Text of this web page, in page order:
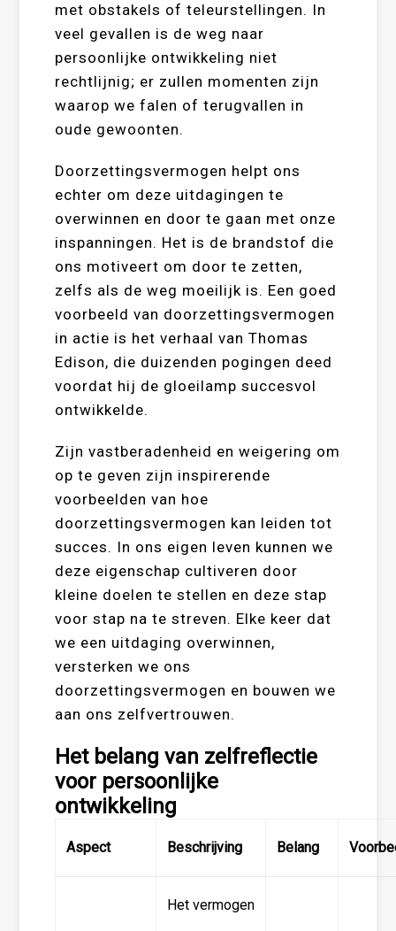
met obstakels of teleurstellingen. In
veel gevallen is de weg naar
persoonlijke ontwikkeling niet
rechtlijnig; er zullen momenten zijn
waarop we falen of terugvallen in
oude gewoonten.
Doorzettingsvermogen helpt ons
echter om deze uitdagingen te
overwinnen en door te gaan met onze
inspanningen. Het is de brandstof die
ons motiveert om door te zetten,
zelfs als de weg moeilijk is. Een goed
voorbeeld van doorzettingsvermogen
in actie is het verhaal van Thomas
Edison, die duizenden pogingen deed
voordat hij de gloeilamp succesvol
ontwikkelde.
Zijn vastberadenheid en weigering om
op te geven zijn inspirerende
voorbeelden van hoe
doorzettingsvermogen kan leiden tot
succes. In ons eigen leven kunnen we
deze eigenschap cultiveren door
kleine doelen te stellen en deze stap
voor stap na te streven. Elke keer dat
we een uitdaging overwinnen,
versterken we ons
doorzettingsvermogen en bouwen we
aan ons zelfvertrouwen.
Het belang van zelfreflectie
voor persoonlijke
ontwikkeling
Aspect Beschrijving Belang
Het vermogen